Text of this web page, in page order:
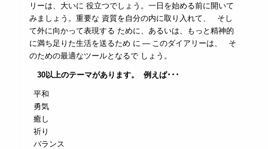
リーは、大いに 役立つでしょう。一日を始める前に開いて
みましょう。重要な 資質を自分の内に取り入れて、 そし
て外に向かって表現する ために、あるいは、もっと精神的
に満ち足りた生活を送るため に ― このダイアリーは、 そ
のための最適なツールとなるで しょう。
30以上のテーマがあります。 例えば･･･
平和
勇気
癒し
祈り
バランス